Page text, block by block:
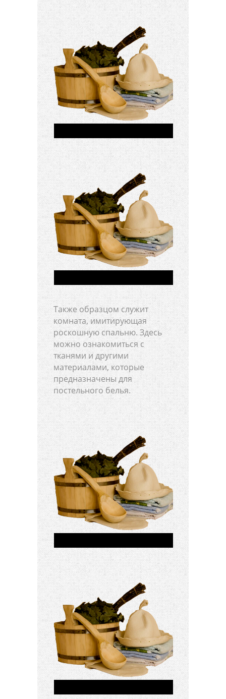
Также образцом служит
комната, имитирующая
роскошную спальню. Здесь
можно ознакомиться с
тканями и другими
материалами, которые
предназначены для
постельного белья.